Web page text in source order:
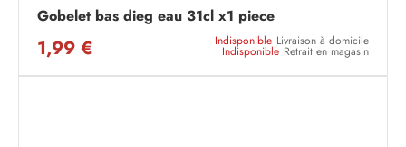
Gobelet bas dieg eau 31cl x1 piece
1,99 € Indisponible Livraison à domicile
Indisponible Retrait en magasin